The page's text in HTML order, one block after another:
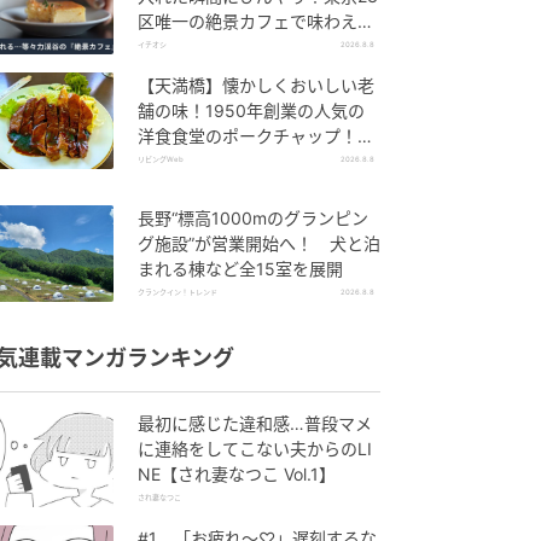
区唯一の絶景カフェで味わえる
本格コーヒー
イチオシ 2026.8.8
【天満橋】懐かしくおいしい老
舗の味！1950年創業の人気の
洋食食堂のポークチャップ！
「グリル ABC」
リビングWeb 2026.8.8
長野“標高1000mのグランピン
グ施設”が営業開始へ！ 犬と泊
まれる棟など全15室を展開
クランクイン！トレンド 2026.8.8
連載マンガランキング
最初に感じた違和感…普段マメ
に連絡をしてこない夫からのLI
NE【され妻なつこ Vol.1】
され妻なつこ